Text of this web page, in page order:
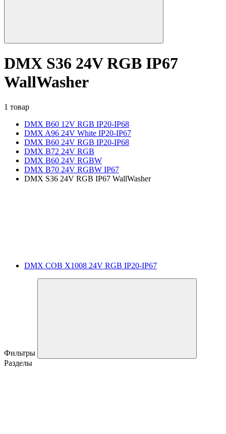
DMX S36 24V RGB IP67
WallWasher
1 товар
DMX B60 12V RGB IP20-IP68
DMX A96 24V White IP20-IP67
DMX B60 24V RGB IP20-IP68
DMX B72 24V RGB
DMX B60 24V RGBW
DMX B70 24V RGBW IP67
DMX S36 24V RGB IP67 WallWasher
DMX COB X1008 24V RGB IP20-IP67
Фильтры
Разделы